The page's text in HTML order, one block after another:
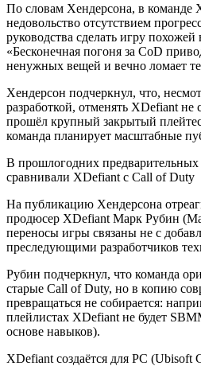
По словам Хендерсона, в команде
недовольство отсутствием
руководства сделать игру
«Бесконечная погоня за CoD
ненужных вещей и вечно ломает
Хендерсон подчеркнул, что,
разработкой, отменять XDefiant
прошёл крупный закрытый
команда планирует масштабные
В прошлогодних
сравнивали XDefiant с Call of Duty
На публикацию Хендерсона
продюсер XDefiant Марк Рубин
переносы игры связаны не с
преследующими разработчиков
Рубин подчеркнул, что команда
старые Call of Duty, но в копию
превращаться не собирается:
плейлистах XDefiant не будет
основе навыков).
XDefiant создаётся для PC (Ubisoft